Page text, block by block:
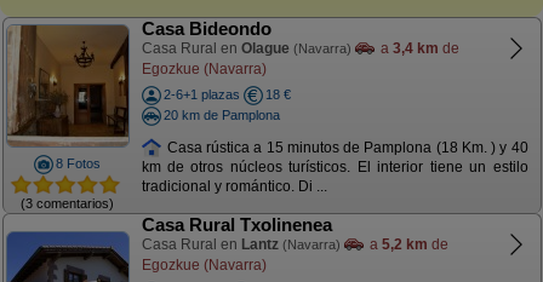
8 Fotos
(3 comentarios)
Casa Bideondo
Casa Rural en Olague (Navarra) a 3,4 km de
Egozkue (Navarra)
2-6+1 plazas
18 €
20 km de Pamplona
Casa rústica a 15 minutos de Pamplona (18 Km. ) y 40
km de otros núcleos turísticos. El interior tiene un estilo
tradicional y romántico. Di ...
Casa Rural Txolinenea
Casa Rural en Lantz (Navarra) a 5,2 km de
Egozkue (Navarra)